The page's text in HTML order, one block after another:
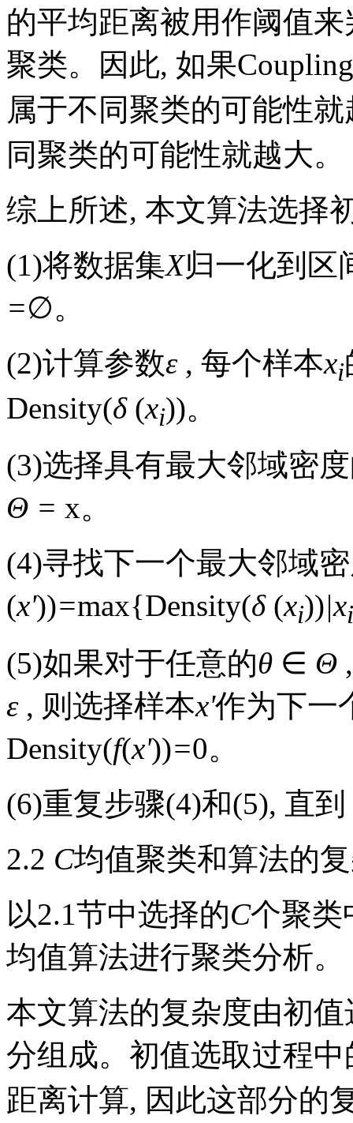
的平均距离被用作阈值
聚类。因此, 如果
属于不同聚类的可能性
同聚类的可能性就越大。
综上所述, 本文算法选择
(1)将数据集X归一化到区
=∅。
(2)计算参数ε , 每个样本xi
Density(δ (xi))。
(3)选择具有最大邻域密
Θ = x。
(4)寻找下一个最大邻域
(x'))=max{Density(δ (xi))|xi
(5)如果对于任意的θ ∈ Θ
ε , 则选择样本x'作为下一
Density(f(x'))=0。
(6)重复步骤(4)和(5), 直到
2.2 C均值聚类和算法的
以2.1节中选择的C个聚类
均值算法进行聚类分析。
本文算法的复杂度由初值
分组成。初值选取过程
距离计算, 因此这部分的